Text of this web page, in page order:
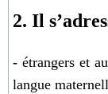
2. Il
- étrangers et
langue